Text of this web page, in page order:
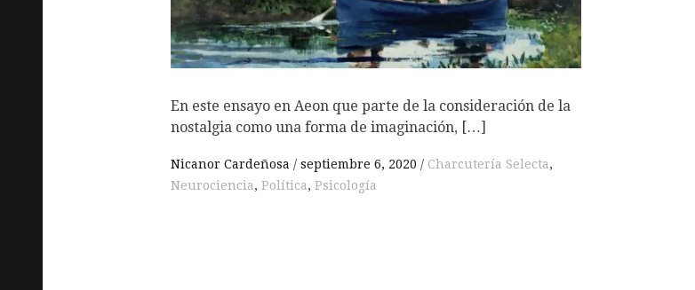
En este ensayo en Aeon que parte de la consideración de la
nostalgia como una forma de imaginación, […]
Nicanor Cardeñosa septiembre 6, 2020 Charcutería Selecta,
Neurociencia, Política, Psicología